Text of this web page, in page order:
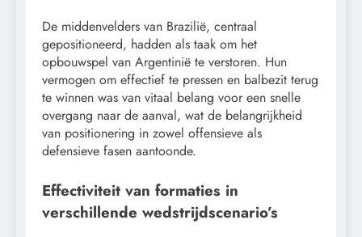
De middenvelders van Brazilië, centraal
gepositioneerd, hadden als taak om het
opbouwspel van Argentinië te verstoren. Hun
vermogen om effectief te pressen en balbezit terug
te winnen was van vitaal belang voor een snelle
overgang naar de aanval, wat de belangrijkheid
van positionering in zowel offensieve als
defensieve fasen aantoonde.
Effectiviteit van formaties in
verschillende wedstrijdscenario’s